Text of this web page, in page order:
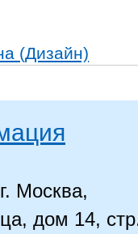
(Дизайн)
Москва,
дом 14,